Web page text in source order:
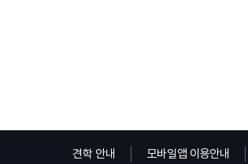
견학 안내 모바일앱 이용안내